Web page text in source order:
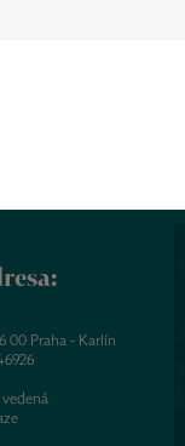
00 Praha - Karlín
vedená